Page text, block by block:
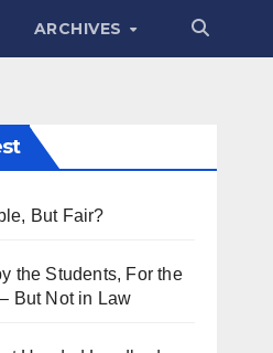
ARCHIVES
But Fair?
the Students, For the
But Not in Law